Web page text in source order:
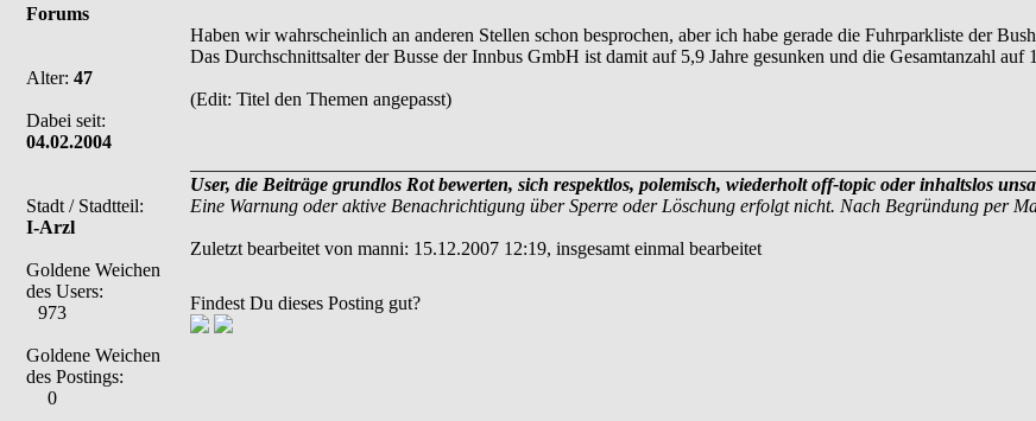
Forums
Alter: 47
Dabei seit:
04.02.2004
Stadt / Stadtteil:
I-Arzl
Goldene Weichen
des Users:
973
Goldene Weichen
des Postings:
0
Haben wir wahrscheinlich an anderen Stellen schon besprochen, aber ich habe gerade die Fuhrparkliste der
Das Durchschnittsalter der Busse der Innbus GmbH ist damit auf 5,9 Jahre gesunken und die Gesamtanzahl auf
(Edit: Titel den Themen angepasst)
User, die Beiträge grundlos Rot bewerten, sich respektlos, polemisch, wiederholt off-topic oder inhaltslos
Eine Warnung oder aktive Benachrichtigung über Sperre oder Löschung erfolgt nicht. Nach Begründung per
Zuletzt bearbeitet von manni: 15.12.2007 12:19, insgesamt einmal bearbeitet
Findest Du dieses Posting gut?